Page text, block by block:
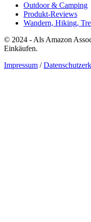
Outdoor & Camping
Produkt-Reviews
Wandern, Hiking,
© 2024 - Als Amazon
Einkäufen.
Impressum /